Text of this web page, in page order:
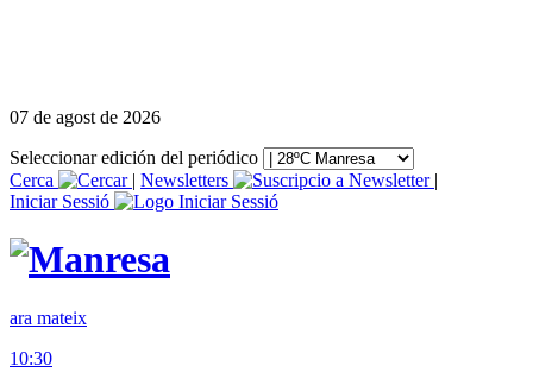
07 de agost de 2026
Seleccionar edición del periódico
Cerca
| Newsletters
|
Iniciar Sessió
ara mateix
10:30